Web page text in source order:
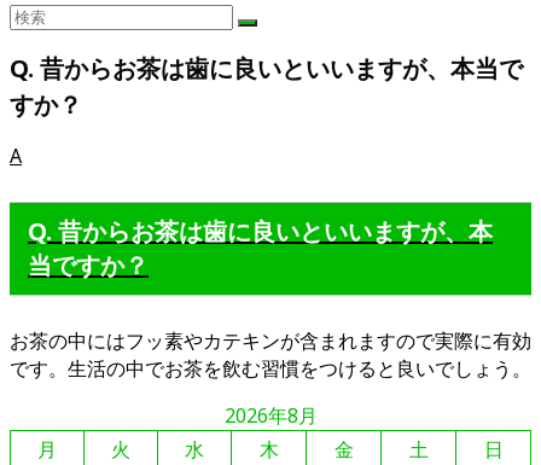
Q. 昔からお茶は歯に良いといいますが、本当で
すか？
A
Q. 昔からお茶は歯に良いといいますが、本
当ですか？
お茶の中にはフッ素やカテキンが含まれますので実際に有効
です。生活の中でお茶を飲む習慣をつけると良いでしょう。
2026年8月
月
火 水 木 金 土
日